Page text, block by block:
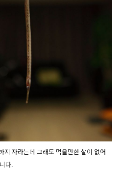
지 자라는데 그래도 먹을만한 살이 없어
다.